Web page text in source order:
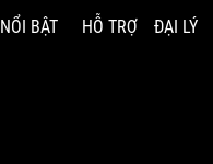
NỔI BẬT HỖ TRỢ ĐẠI LÝ